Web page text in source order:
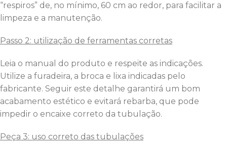
“respiros” de, no mínimo, 60 cm ao redor, para facilitar a
limpeza e a manutenção.
Passo 2: utilização de ferramentas corretas
Leia o manual do produto e respeite as indicações.
Utilize a furadeira, a broca e lixa indicadas pelo
fabricante. Seguir este detalhe garantirá um bom
acabamento estético e evitará rebarba, que pode
impedir o encaixe correto da tubulação.
Peça 3: uso correto das tubulações